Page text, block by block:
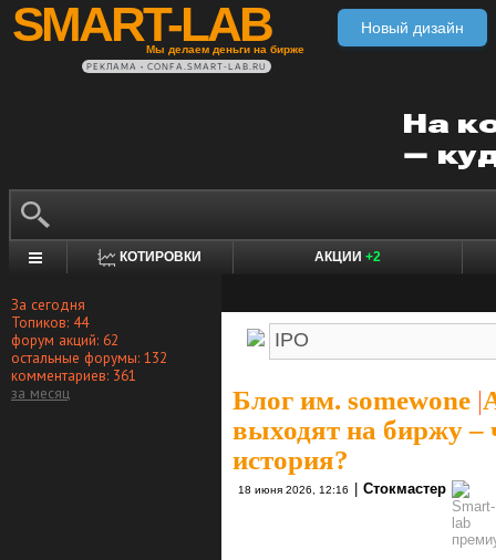
SMART-LAB
Мы делаем деньги на бирже
Новый дизайн
РЕКЛАМА • CONFA.SMART-LAB.RU
КОТИРОВКИ АКЦИИ +2
За сегодня
Топиков: 44
форум акций: 62
остальные форумы: 132
комментариев: 361
за месяц
Блог им. somewone |
выходят на биржу –
история?
18 июня 2026, 12:16 Стокмастер